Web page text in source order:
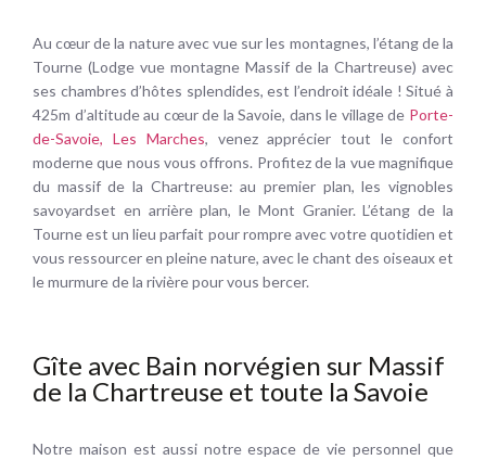
Au cœur de la nature avec vue sur les montagnes, l’étang de la
Tourne (Lodge vue montagne Massif de la Chartreuse) avec
ses chambres d’hôtes splendides, est l’endroit idéale ! Situé à
425m d’altitude au cœur de la Savoie, dans le village de Porte-
de-Savoie, Les Marches, venez apprécier tout le confort
moderne que nous vous offrons. Profitez de la vue magnifique
du massif de la Chartreuse: au premier plan, les vignobles
savoyardset en arrière plan, le Mont Granier. L’étang de la
Tourne est un lieu parfait pour rompre avec votre quotidien et
vous ressourcer en pleine nature, avec le chant des oiseaux et
le murmure de la rivière pour vous bercer.
Gîte avec Bain norvégien sur Massif
de la Chartreuse et toute la Savoie
Notre maison est aussi notre espace de vie personnel que